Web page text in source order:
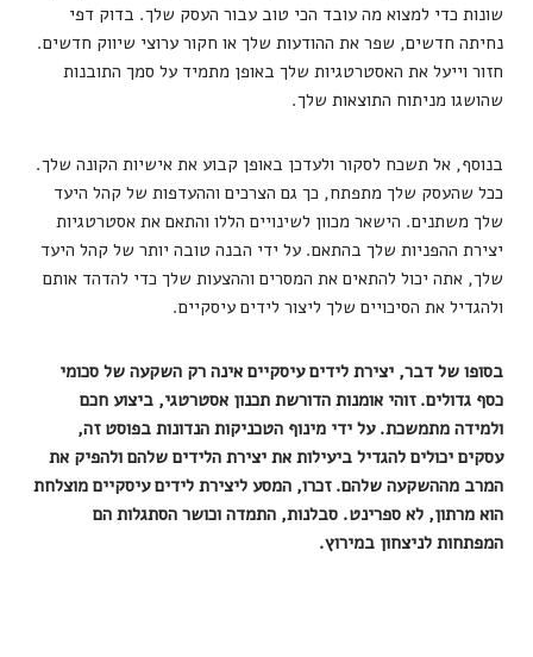
שונות כדי למצוא מה עובד הכי טוב עבור העסק שלך. בדוק דפי
נחיתה חדשים, שפר את ההודעות שלך או חקור ערוצי שיווק חדשים.
חזור וייעל את האסטרטגיות שלך באופן מתמיד על סמך התובנות
שהושגו מניתוח התוצאות שלך.
בנוסף, אל תשכח לסקור ולעדכן באופן קבוע את אישיות הקונה שלך.
ככל שהעסק שלך מתפתח, כך גם הצרכים וההעדפות של קהל היעד
שלך משתנים. הישאר מכוון לשינויים הללו והתאם את אסטרטגיות
יצירת ההפניות שלך בהתאם. על ידי הבנה טובה יותר של קהל היעד
שלך, אתה יכול להתאים את המסרים וההצעות שלך כדי להדהד אותם
ולהגדיל את הסיכויים שלך ליצור לידים עיסקיים.
בסופו של דבר, יצירת לידים עיסקיים אינה רק השקעה של סכומי
כסף גדולים. זוהי אומנות הדורשת תכנון אסטרטגי, ביצוע חכם
ולמידה מתמשכת. על ידי מינוף הטכניקות הנדונות בפוסט זה,
עסקים יכולים להגדיל ביעילות את יצירת הלידים שלהם ולהפיק את
המרב מההשקעה שלהם. זכרו, המסע ליצירת לידים עיסקיים מוצלחת
הוא מרתון, לא ספרינט. סבלנות, התמדה וכושר הסתגלות הם
המפתחות לניצחון במירוץ.